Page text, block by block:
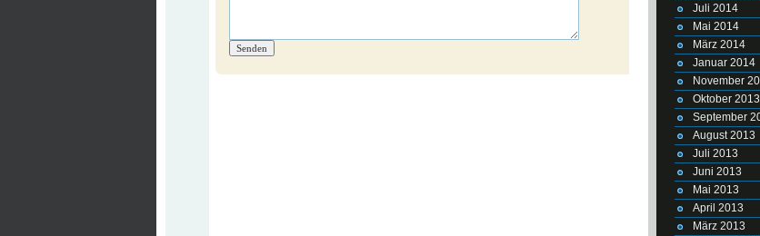
Juli 2014
Mai 2014
März 2014
Januar 2014
November
Oktober 2013
September
August 2013
Juli 2013
Juni 2013
Mai 2013
April 2013
März 2013